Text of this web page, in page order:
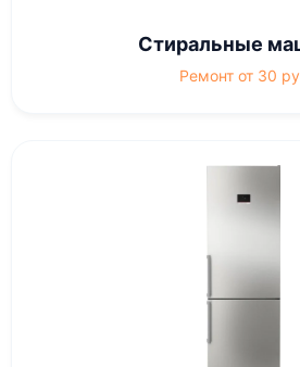
Стиральные
Ремонт от 30